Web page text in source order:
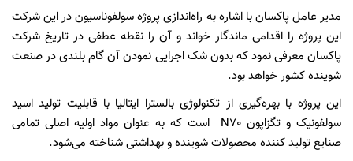
مدیر عامل پاکسان با اشاره به راه‌اندازی پروژه سولفوناسیون در این شرکت
این پروژه را اقدامی ماندگار خواند و آن را نقطه عطفی در تاریخ شرکت
پاکسان معرفی نمود که بدون شک اجرایی نمودن آن گام بلندی در صنعت
شوینده کشور خواهد بود.
این پروژه با بهره‌گیری از تکنولوژی بالسترا ایتالیا با قابلیت تولید اسید
سولفونیک و تگزاپون N70 است که به عنوان مواد اولیه اصلی تمامی
صنایع تولید کننده محصولات شوینده و بهداشتی شناخته می‌شود.